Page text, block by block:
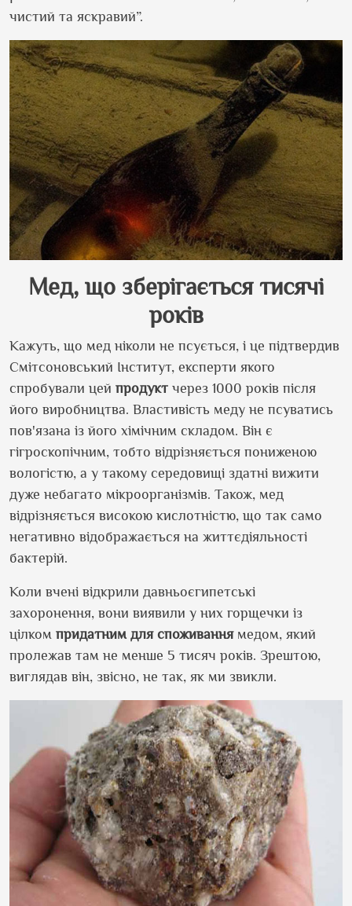
чистий та яскравий”.
Мед, що зберігається тисячі
років
Кажуть, що мед ніколи не псується, і це підтвердив
Смітсоновський Інститут, експерти якого
спробували цей продукт через 1000 років після
його виробництва. Властивість меду не псуватись
пов'язана із його хімічним складом. Він є
гігроскопічним, тобто відрізняється пониженою
вологістю, а у такому середовищі здатні вижити
дуже небагато мікроорганізмів. Також, мед
відрізняється високою кислотністю, що так само
негативно відображається на життєдіяльності
бактерій.
Коли вчені відкрили давньоєгипетські
захоронення, вони виявили у них горщечки із
цілком придатним для споживаннямедом, який
пролежав там не менше 5 тисяч років. Зрештою,
виглядав він, звісно, не так, як ми звикли.